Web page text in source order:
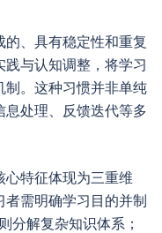
、具有稳定性和重复
与认知调整，将学习
制。这种习惯并非单纯
处理、反馈迭代等多
心特征体现为三重维
需明确学习目的并制
分解复杂知识体系；